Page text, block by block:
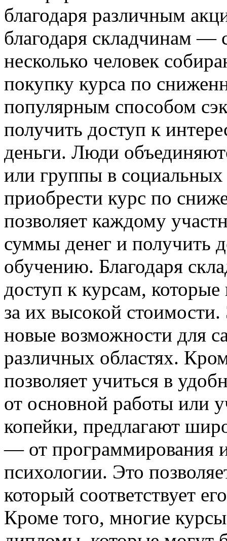
благодаря различным
благодаря складчинам —
несколько человек
покупку курса по
популярным способом
получить доступ к
деньги. Люди
или группы в социальных
приобрести курс по
позволяет каждому
суммы денег и получить
обучению. Благодаря
доступ к курсам,
за их высокой
новые возможности для
различных областях.
позволяет учиться в
от основной работы или
копейки, предлагают
— от программирования
психологии. Это
который соответствует
Кроме того, многие